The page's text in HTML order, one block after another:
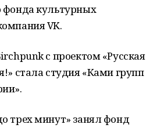
фонда культурных
VK.
с проектом «Русская
стала студия «Ками групп
трех минут» занял фонд